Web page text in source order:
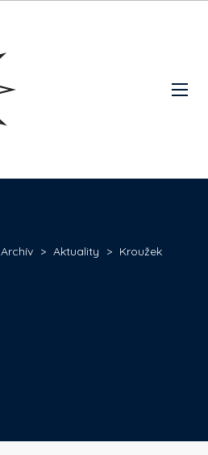
Archív > Aktuality > Kroužek